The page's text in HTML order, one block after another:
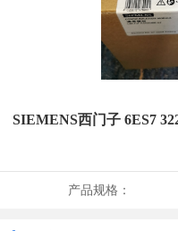
SIEMENS西门子 6ES7
产品规格：